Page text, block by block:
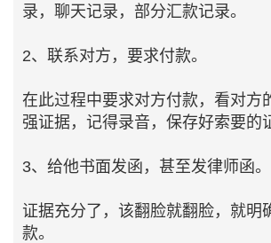
录，聊天记录，部分汇款记录。
2、联系对方，要求付款。
在此过程中要求对方付款，看对方
强证据，记得录音，保存好索要的
3、给他书面发函，甚至发律师函。
证据充分了，该翻脸就翻脸，就明
款。